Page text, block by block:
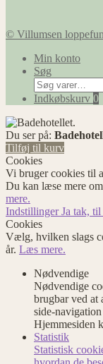
© Villumsen
Min konto
Søg
Søg
efter:
Indkøbskurv 0
Du ser på:
Tilføj til kurv
Cookies
Vi bruger cookies til
Du kan læse mere
mere.
IndstillingerJa tak,
Cookies
Vælg, hvilken slags
år. Læs mere.
Nødvendige
Nødvendige
brugbar ved at
side-
Hjemmesiden
Statistik
Statistisk